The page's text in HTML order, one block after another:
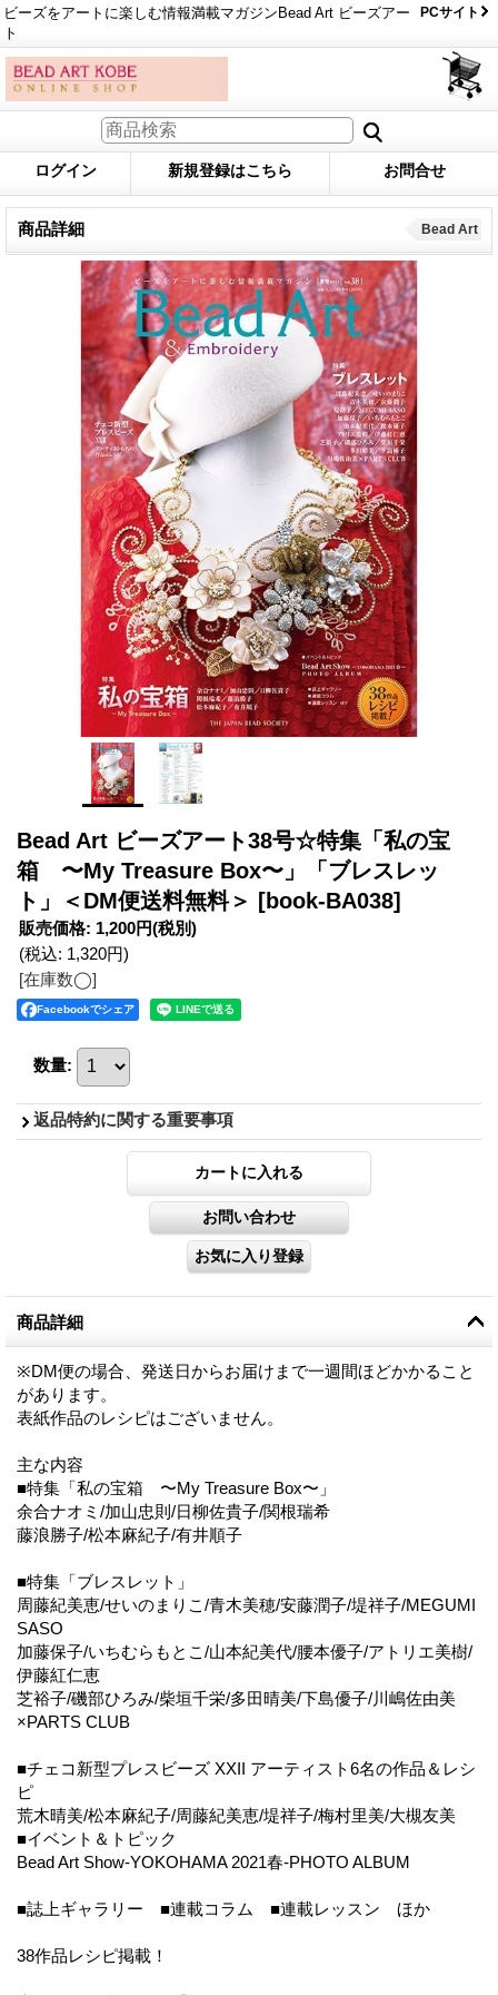
ビーズをアートに楽しむ情報満載マガジンBead Art ビーズアー
ト
PCサイト
ログイン 新規登録はこちら お問合せ
商品詳細 Bead Art
Bead Art ビーズアート38号☆特集「私の宝
箱 〜My Treasure Box〜」「ブレスレッ
ト」＜DM便送料無料＞ [book-BA038]
販売価格: 1,200円(税別)
(税込: 1,320円)
[在庫数◯]
Facebookでシェア
数量:
返品特約に関する重要事項
商品詳細
※DM便の場合、発送日からお届けまで一週間ほどかかること
があります。
表紙作品のレシピはございません。
主な内容
■特集「私の宝箱 〜My Treasure Box〜」
余合ナオミ/加山忠則/日柳佐貴子/関根瑞希
藤浪勝子/松本麻紀子/有井順子
■特集「ブレスレット」
周藤紀美恵/せいのまりこ/青木美穂/安藤潤子/堤祥子/MEGUMI
SASO
加藤保子/いちむらもとこ/山本紀美代/腰本優子/アトリエ美樹/
伊藤紅仁恵
芝裕子/磯部ひろみ/柴垣千栄/多田晴美/下島優子/川嶋佐由美
×PARTS CLUB
■チェコ新型プレスビーズ XXII アーティスト6名の作品＆レシ
ピ
荒木晴美/松本麻紀子/周藤紀美恵/堤祥子/梅村里美/大槻友美
■イベント＆トピック
Bead Art Show-YOKOHAMA 2021春-PHOTO ALBUM
■誌上ギャラリー ■連載コラム ■連載レッスン ほか
38作品レシピ掲載！